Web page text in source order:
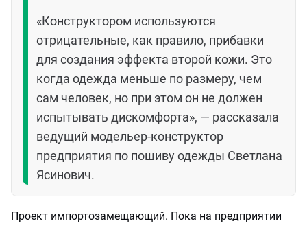
«Конструктором используются
отрицательные, как правило, прибавки
для создания эффекта второй кожи. Это
когда одежда меньше по размеру, чем
сам человек, но при этом он не должен
испытывать дискомфорта», — рассказала
ведущий модельер-конструктор
предприятия по пошиву одежды Светлана
Ясинович.
Проект импортозамещающий. Пока на предприятии